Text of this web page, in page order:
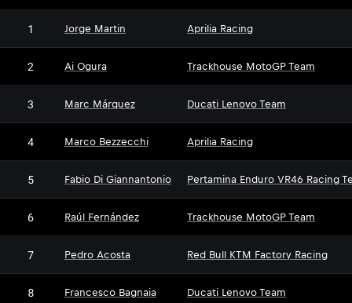
1 Jorge Martin Aprilia Racing
2 Ai Ogura Trackhouse MotoGP Team
3 Marc Márquez Ducati Lenovo Team
4 Marco Bezzecchi Aprilia Racing
5 Fabio Di Giannantonio Pertamina Enduro VR46 Racing
6 Raúl Fernández Trackhouse MotoGP Team
7 Pedro Acosta Red Bull KTM Factory Racing
8 Francesco Bagnaia Ducati Lenovo Team